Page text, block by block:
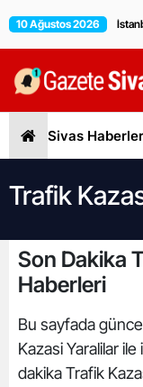
10 Ağustos 2026
Sivas
Trafik
Son Dakika
Haberleri
Bu sayfada
Kazasi Yaralilar
dakika Trafik